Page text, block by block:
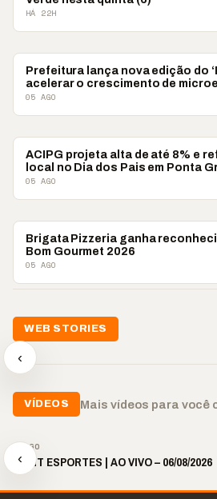
HÁ 22H
PONTA GROSSA
Prefeitura lança nova edição do
acelerar o crescimento de
05 AGO
PONTA GROSSA
ACIPG projeta alta de até 8% e
local no Dia dos Pais em Ponta
05 AGO
PONTA GROSSA
Brigata Pizzeria ganha
Bom Gourmet 2026
05 AGO
WEB STORIES
‹
🛍️ Atendimento ainda é
o diferencial nas vendas
VÍDEOS Mais vídeos para você
‹
7 AGO
🎙️ BNT ESPORTES | AO VIVO – 06/08/2026